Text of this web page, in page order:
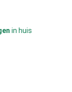
in huis